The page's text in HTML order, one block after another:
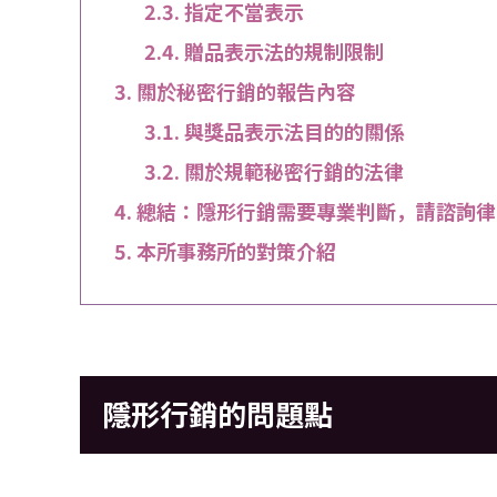
指定不當表示
贈品表示法的規制限制
關於秘密行銷的報告內容
與獎品表示法目的的關係
關於規範秘密行銷的法律
總結：隱形行銷需要專業判斷，請諮詢
本所事務所的對策介紹
隱形行銷的問題點